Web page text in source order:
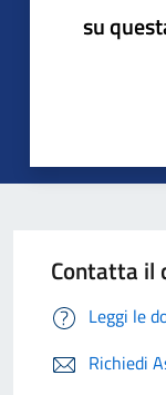
su
Contatta il
Leggi le
Richiedi